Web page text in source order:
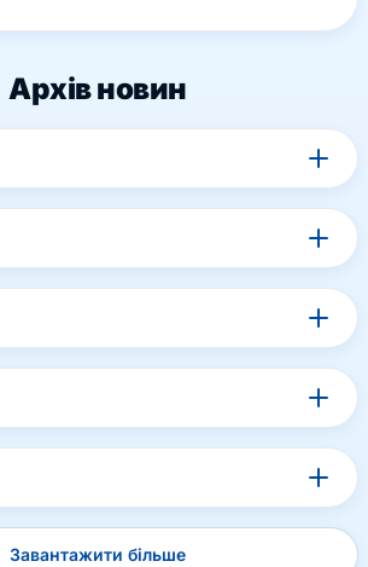
Архів новин
Завантажити більше